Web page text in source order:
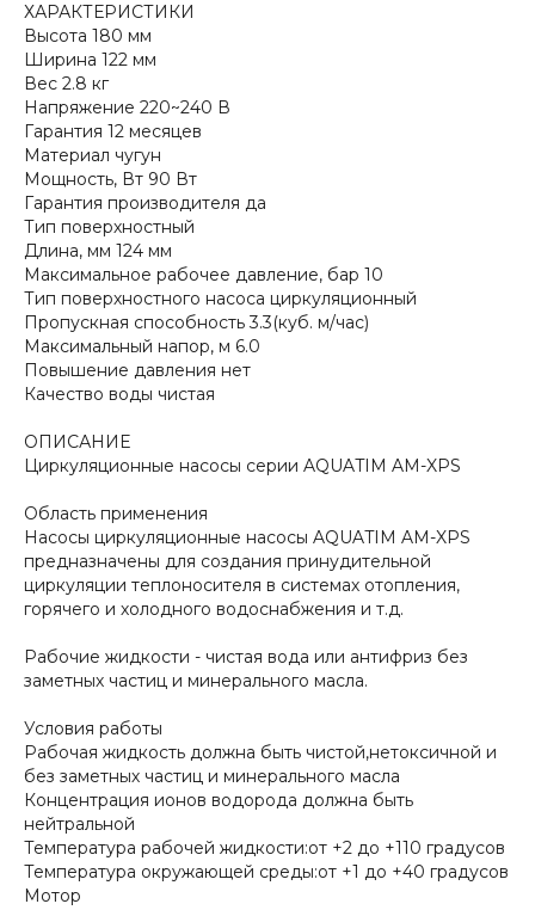
ХАРАКТЕРИСТИКИ
Высота 180 мм
Ширина 122 мм
Вес 2.8 кг
Напряжение 220~240 В
Гарантия 12 месяцев
Материал чугун
Мощность, Вт 90 Вт
Гарантия производителя да
Тип поверхностный
Длина, мм 124 мм
Максимальное рабочее давление, бар 10
Тип поверхностного насоса циркуляционный
Пропускная способность 3.3(куб. м/час)
Максимальный напор, м 6.0
Повышение давления нет
Качество воды чистая
ОПИСАНИЕ
Циркуляционные насосы серии AQUATIM AM-XPS
Область применения
Насосы циркуляционные насосы AQUATIM AM-XPS
предназначены для создания принудительной
циркуляции теплоносителя в системах отопления,
горячего и холодного водоснабжения и т.д.
Рабочие жидкости - чистая вода или антифриз без
заметных частиц и минерального масла.
Условия работы
Рабочая жидкость должна быть чистой,нетоксичной и
без заметных частиц и минерального масла
Концентрация ионов водорода должна быть
нейтральной
Температура рабочей жидкости:от +2 до +110 градусов
Температура окружающей среды:от +1 до +40 градусов
Мотор